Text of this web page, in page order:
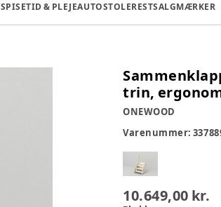
SPISETID & PLEJEAUTOSTOLERESTSALGMÆRKER
trin,
ONEWOOD
Varenummer:
10.649,00 kr.